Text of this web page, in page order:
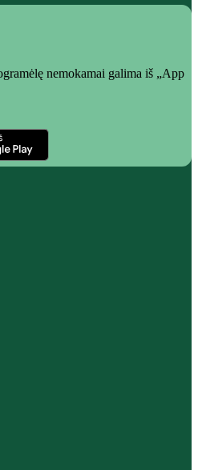
nemokamai galima iš „App